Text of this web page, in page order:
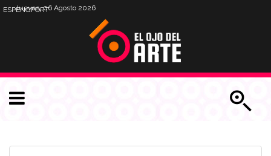
Jueves, 06 Agosto 2026
ESPENGPORT